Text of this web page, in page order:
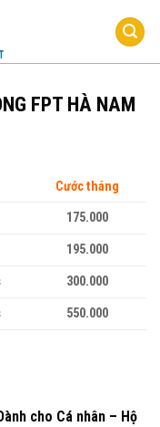
FPT HÀ NAM
Cước tháng
175.000
195.000
300.000
550.000
cho Cá nhân – Hộ